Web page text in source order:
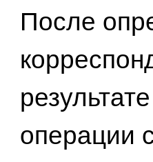
После
операции